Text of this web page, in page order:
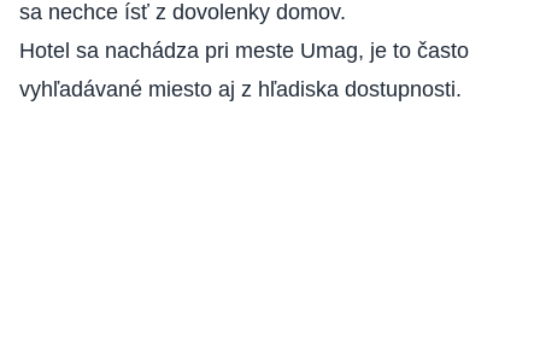
sa nechce ísť z dovolenky domov.
Hotel sa nachádza pri meste Umag, je to často
vyhľadávané miesto aj z hľadiska dostupnosti.